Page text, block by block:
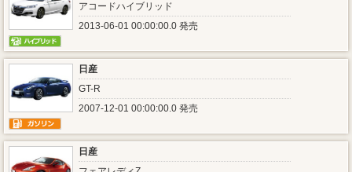
アコードハイブリッド
2013-06-01 00:00:00.0 発売
日産
GT-R
2007-12-01 00:00:00.0 発売
日産